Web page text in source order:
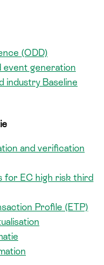
(ODD)
event generation
industry Baseline
and verification
for EC high risk third
Profile (ETP)